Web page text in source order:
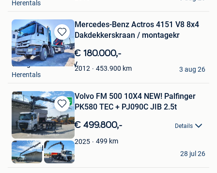
Herentals
Bewaren
in
Mijn
Favorieten
Mercedes-Benz Actros 4151 V8 8x4
Dakdekkerskraan / montagekr
€ 180.000,-
2012 453.900 km
Garage Cevoman N.V.
Herentals
3 aug 26
Bewaren
in
Mijn
Favorieten
Volvo FM 500 10X4 NEW! Palfinger
PK580 TEC + PJ090C JIB 2.5t
€ 499.800,- Details
2025 499 km
BAS World B.V.
Veghel
28 jul 26